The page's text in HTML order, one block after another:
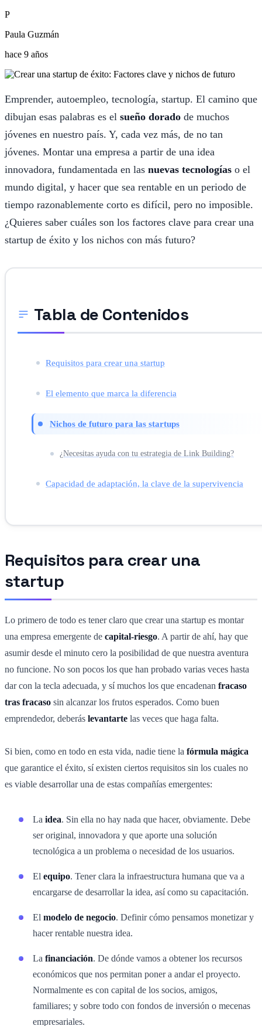
P
Paula Guzmán
hace 9 años
Emprender, autoempleo, tecnología, startup. El camino que
dibujan esas palabras es el sueño dorado de muchos
jóvenes en nuestro país. Y, cada vez más, de no tan
jóvenes. Montar una empresa a partir de una idea
innovadora, fundamentada en las nuevas tecnologías o el
mundo digital, y hacer que sea rentable en un periodo de
tiempo razonablemente corto es difícil, pero no imposible.
¿Quieres saber cuáles son los factores clave para crear una
startup de éxito y los nichos con más futuro?
Tabla de Contenidos
Requisitos para crear una startup
El elemento que marca la diferencia
Nichos de futuro para las startups
¿Necesitas ayuda con tu estrategia de Link Building?
Capacidad de adaptación, la clave de la supervivencia
Requisitos para crear una
startup
Lo primero de todo es tener claro que crear una startup es montar
una empresa emergente de capital-riesgo. A partir de ahí, hay que
asumir desde el minuto cero la posibilidad de que nuestra aventura
no funcione. No son pocos los que han probado varias veces hasta
dar con la tecla adecuada, y sí muchos los que encadenan fracaso
tras fracaso sin alcanzar los frutos esperados. Como buen
emprendedor, deberás levantarte las veces que haga falta.
Si bien, como en todo en esta vida, nadie tiene la fórmula mágica
que garantice el éxito, sí existen ciertos requisitos sin los cuales no
es viable desarrollar una de estas compañías emergentes:
La idea. Sin ella no hay nada que hacer, obviamente. Debe
ser original, innovadora y que aporte una solución
tecnológica a un problema o necesidad de los usuarios.
El equipo. Tener clara la infraestructura humana que va a
encargarse de desarrollar la idea, así como su capacitación.
El modelo de negocio. Definir cómo pensamos monetizar y
hacer rentable nuestra idea.
La financiación. De dónde vamos a obtener los recursos
económicos que nos permitan poner a andar el proyecto.
Normalmente es con capital de los socios, amigos,
familiares; y sobre todo con fondos de inversión o mecenas
empresariales.